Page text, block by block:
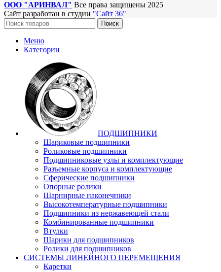
ООО "АРИНВАЛ" Все права защищены 2025
Сайт разработан в студии "Сайт 36"
Поиск
Меню
Категории
ПОДШИПНИКИ
Шариковые подшипники
Роликовые подшипники
Подшипниковые узлы и комплектующие
Разъемные корпуса и комплектующие
Сферические подшипники
Опорные ролики
Шарнирные наконечники
Высокотемпературные подшипники
Подшипники из нержавеющей стали
Комбинированные подшипники
Втулки
Шарики для подшипников
Ролики для подшипников
СИСТЕМЫ ЛИНЕЙНОГО ПЕРЕМЕЩЕНИЯ
Каретки